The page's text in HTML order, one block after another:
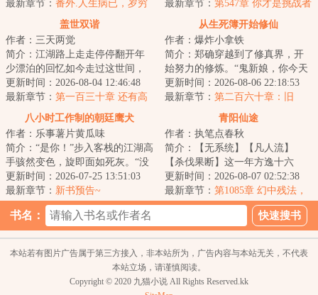
到，情何以甚的仙...
最新章节： 番外.人生病已，岁穷
是否...
最新章节： 第547章 你才是挑战者
【求月票！】
盖世双谐
作者：三天两觉
简介：江湖路上走走停停翻开年
少漂泊的回忆如今走过这世间，
万般留恋峰吹起了从前...
更新时间：2026-08-04 12:46:48
最新章节： 第一百三十章 还有高
手？（上）
从生死簿开始修仙
作者：爆炸小拿铁
简介：郑确穿越到了修真界，开
始努力的修炼。“鬼新娘，你今天
怎么什么都没做？”“灵石矿脉挖了
吗？”“...
更新时间：2026-08-06 22:18:53
最新章节： 第二百六十章：旧
事。（第二更！）
八小时工作制的朝廷鹰犬
作者：乐事薯片黄瓜味
简介：“是你！”步入客栈的江湖高
手骇然变色，旋即面如死灰。“没
想到，今日要落到你这朝廷鹰犬
的手里！...
更新时间：2026-07-25 13:51:03
最新章节： 新书预告~
青阳仙途
作者：执笔点春秋
简介：【无系统】【凡人流】
【杀伐果断】这一年方逸十六
岁，在陌生的修仙界醒来。作为
穿越者，感受着白嫩...
更新时间：2026-08-07 02:52:38
最新章节： 第1085章 幻中残法，
道丹隐秘
书名：
本站若有图片广告属于第三方接入，非本站所为，广告内容与本站无关，不代表
本站立场，请谨慎阅读。
Copyright © 2020 九猫小说 All Rights Reserved.kk